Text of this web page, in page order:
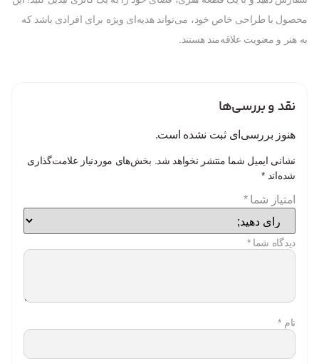
محصول با طراحی خاص خود، می‌تواند هدیه‌ای ویژه برای افرادی باشد که
به هنر و معنویت علاقه‌مند هستند.
نقد و بررسی‌ها
هنوز بررسی‌ای ثبت نشده است.
نشانی ایمیل شما منتشر نخواهد شد. بخش‌های موردنیاز علامت‌گذاری
شده‌اند *
امتیاز شما*
دیدگاه شما*
نام *